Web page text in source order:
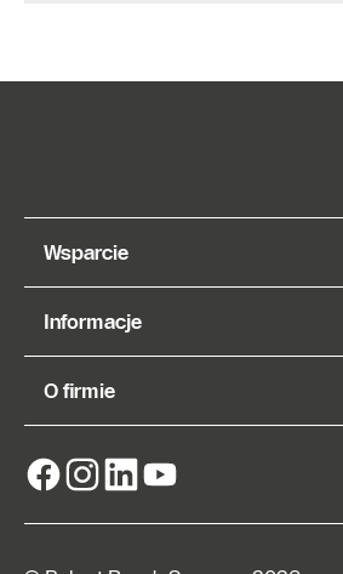
Wsparcie
Informacje
O firmie